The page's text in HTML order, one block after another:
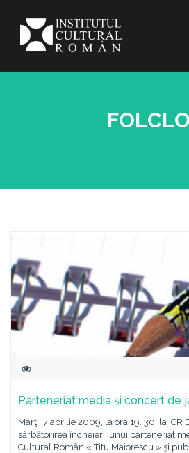
Parteneriat media şi concert de
Marţi, 7 aprilie 2009, la ora 19. 30, la ICR
sărbătorirea încheierii unui parteneriat
Cultural Român « Titu Maiorescu » şi